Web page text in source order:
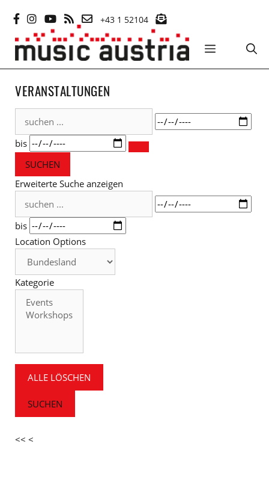
Inhalt
springen
+43 1 52104
MENÜ
VERANSTALTUNGEN
suchen
Datum
bis
SUCHEN
Erweiterte Suche anzeigen
suchen
Datum
bis
Location Options
Bundesland
Kategorie
Kategorie
ALLE LÖSCHEN
SUCHEN
<< <